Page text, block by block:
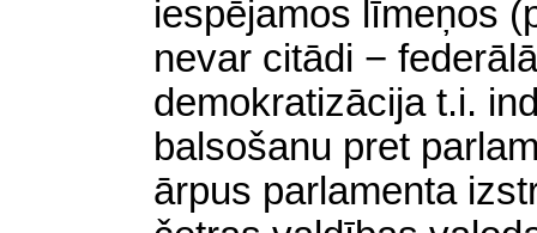
iespējamos līmeņos
nevar citādi −
demokratizācija t.i.
balsošanu pret
ārpus parlamenta